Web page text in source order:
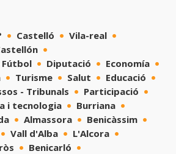
Castelló
Vila-real
Fútbol
Diputació
Economía
Turisme Salut
Educació
- Tribunals
Participació
i tecnologia
Burriana
Almassora
Benicàssim
Vall d'Alba
L'Alcora
Benicarló